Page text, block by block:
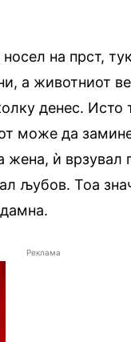
на прст,
а животниот
денес. Исто
може да
жена, ѝ врзувал
љубов. Тоа
Реклама